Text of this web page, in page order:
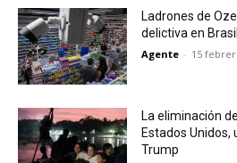
Ladrones de
delictiva en Brasil
Agente - 15
La eliminación
Estados Unidos,
Trump